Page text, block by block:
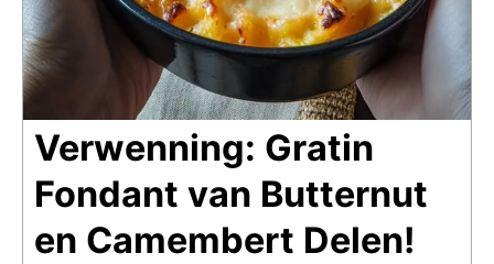
Verwenning: Gratin
Fondant van Butternut
en Camembert Delen!